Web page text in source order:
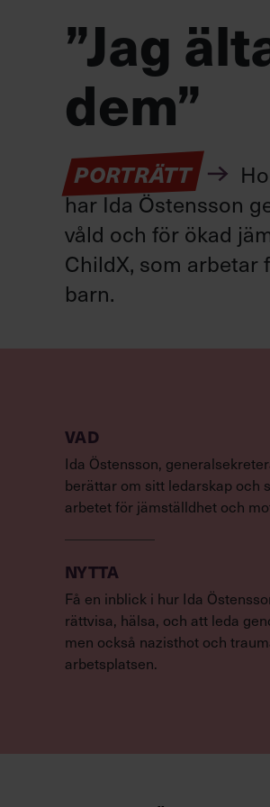
”Jag
dem”
PORTRÄTT
har Ida Östensson
våld och för ökad
ChildX, som
barn.
VAD
Ida Östensson,
berättar om sitt ledarskap och
arbetet för jämställdhet och
NYTTA
Få en inblick i hur Ida
rättvisa, hälsa, och att leda
men också nazisthot och
arbetsplatsen.